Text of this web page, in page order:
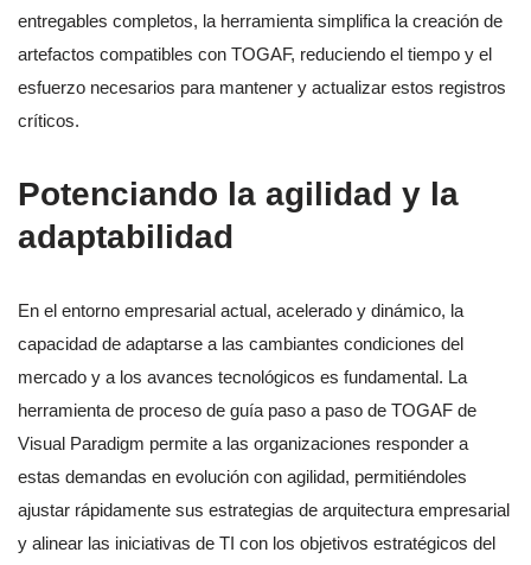
entregables completos, la herramienta simplifica la creación de
artefactos compatibles con TOGAF, reduciendo el tiempo y el
esfuerzo necesarios para mantener y actualizar estos registros
críticos.
Potenciando la agilidad y la
adaptabilidad
En el entorno empresarial actual, acelerado y dinámico, la
capacidad de adaptarse a las cambiantes condiciones del
mercado y a los avances tecnológicos es fundamental. La
herramienta de proceso de guía paso a paso de TOGAF de
Visual Paradigm permite a las organizaciones responder a
estas demandas en evolución con agilidad, permitiéndoles
ajustar rápidamente sus estrategias de arquitectura empresarial
y alinear las iniciativas de TI con los objetivos estratégicos del